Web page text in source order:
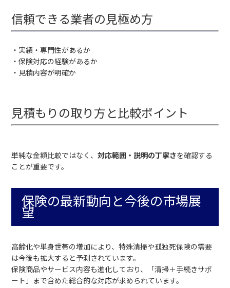
信頼できる業者の見極め方
・実績・専門性があるか
・保険対応の経験があるか
・見積内容が明確か
見積もりの取り方と比較ポイント
単純な金額比較ではなく、対応範囲・説明の丁寧さを確認する
ことが重要です。
保険の最新動向と今後の市場展
望
高齢化や単身世帯の増加により、特殊清掃や孤独死保険の需要
は今後も拡大すると予測されています。
保険商品やサービス内容も進化しており、「清掃＋手続きサポ
ート」まで含めた総合的な対応が求められています。